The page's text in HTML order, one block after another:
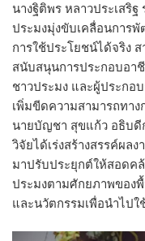
นางฐิติพร หลาวประเสริฐ
ประมงมุ่งขับเคลื่อนการ
การใช้ประโยชน์ได้จริง
สนับสนุนการประกอบอา
ชาวประมง และผู้ประก
เพิ่มขีดความสามารถทา
นายบัญชา สุขแก้ว อธิบดี
วิจัยได้เร่งสร้างสรรค์ผล
มาปรับประยุกต์ให้สอดค
ประมงตามศักยภาพของ
และนวัตกรรมเพื่อนำไป